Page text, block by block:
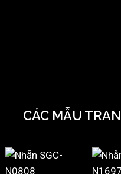
CÁC MẪU